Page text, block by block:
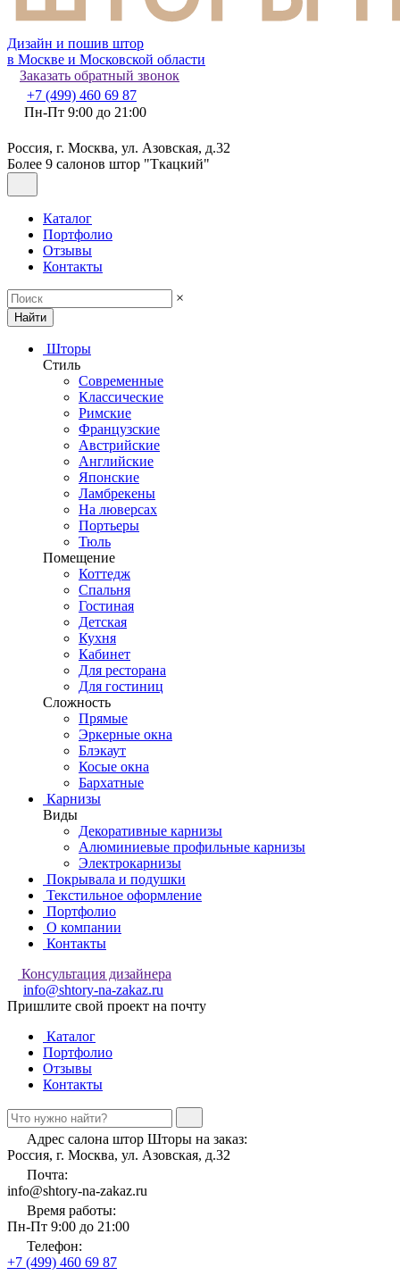
Дизайн и пошив штор
в Москве и Московской области
Заказать обратный звонок
+7 (499) 460 69 87
Пн-Пт 9:00 до 21:00
Россия, г. Москва, ул. Азовская, д.32
Более 9 салонов штор "Ткацкий"
Каталог
Портфолио
Отзывы
Контакты
×
Найти
Шторы
Стиль
Современные
Классические
Римские
Французские
Австрийские
Английские
Японские
Ламбрекены
На люверсах
Портьеры
Тюль
Помещение
Коттедж
Спальня
Гостиная
Детская
Кухня
Кабинет
Для ресторана
Для гостиниц
Сложность
Прямые
Эркерные окна
Блэкаут
Косые окна
Бархатные
Карнизы
Виды
Декоративные карнизы
Алюминиевые профильные карнизы
Электрокарнизы
Покрывала и подушки
Текстильное оформление
Портфолио
О компании
Контакты
Консультация дизайнера
info@shtory-na-zakaz.ru
Пришлите свой проект на почту
Каталог
Портфолио
Отзывы
Контакты
Адрес салона штор Шторы на заказ:
Россия, г. Москва, ул. Азовская, д.32
Почта:
info@shtory-na-zakaz.ru
Время работы:
Пн-Пт 9:00 до 21:00
Телефон:
+7 (499) 460 69 87